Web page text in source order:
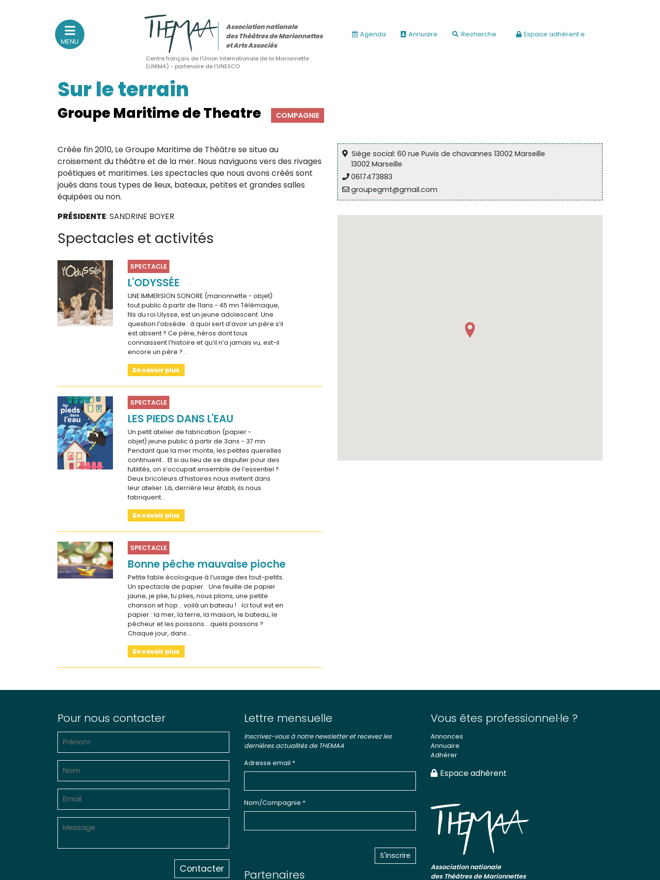
Association nationale
des Théâtres de Marionnettes
(Actualités, annonces, vie professionnelle)
Sur le vif
(Agenda, spectacles, événements des adhérents)
Sur le fond
(Fonctionnement, gouvernance, groupes de travail, partenaires)
Sur le terrain
(Portraits, actions, collaborations)
Sur l’étagère
(Documents, études, publications)
MENU
Association nationale
des Théâtres de Marionnettes
et Arts Associés
Centre français de l’Union Internationale de la Marionnette
(UNIMA) - partenaire de l’UNESCO
Agenda Annuaire Recherche Espace adhérent·e
Sur le terrain
Groupe Maritime de Theatre COMPAGNIE
Créée fin 2010, Le Groupe Maritime de Théâtre se situe au
croisement du théâtre et de la mer. Nous naviguons vers des rivages
poétiques et maritimes. Les spectacles que nous avons créés sont
joués dans tous types de lieux, bateaux, petites et grandes salles
équipées ou non.
PRÉSIDENTE: SANDRINE BOYER
Spectacles et activités
SPECTACLE
L'ODYSSÉE
UNE IMMERSION SONORE (marionnette - objet)
tout public à partir de 11ans - 45 mn Télémaque,
fils du roi Ulysse, est un jeune adolescent. Une
question l’obsède : à quoi sert d’avoir un père s’il
est absent ? Ce père, héros dont tous
connaissent l’histoire et qu’il n’a jamais vu, est-il
encore un père ?…
En savoir plus
SPECTACLE
LES PIEDS DANS L'EAU
Un petit atelier de fabrication (papier -
objet) jeune public à partir de 3ans - 37 mn
Pendant que la mer monte, les petites querelles
continuent… Et si au lieu de se disputer pour des
futilités, on s’occupait ensemble de l’essentiel ?
Deux bricoleurs d’histoires nous invitent dans
leur atelier. Là, derrière leur établi, ils nous
fabriquent…
En savoir plus
SPECTACLE
Bonne pêche mauvaise pioche
Petite fable écologique à l’usage des tout-petits.
Un spectacle de papier. Une feuille de papier
jaune, je plie, tu plies, nous plions, une petite
chanson et hop... voilà un bateau ! Ici tout est en
papier : la mer, la terre, la maison, le bateau, le
pêcheur et les poissons... quels poissons ?
Chaque jour, dans…
En savoir plus
Siège social: 60 rue Puvis de chavannes 13002 Marseille
13002 Marseille
0617473883
groupegmt@gmail.com
Pour nous contacter
Contacter
Lettre mensuelle
Inscrivez-vous à notre newsletter et recevez les
dernières actualités de THEMAA
Adresse email *
Nom/Compagnie *
Partenaires
Vous êtes professionnel·le ?
Annonces
Annuaire
Adhérer
Espace adhérent
Association nationale
des Théâtres de Marionnettes